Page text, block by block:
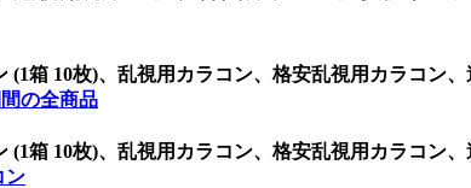
(1箱 10枚)、乱視用カラコン、格安乱視用カラコン
の全商品
(1箱 10枚)、乱視用カラコン、格安乱視用カラコン
ン